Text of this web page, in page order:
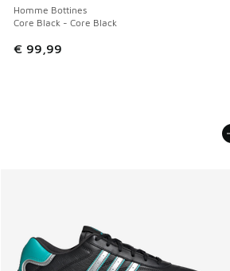
Homme Bottines
Core Black - Core Black
€ 99,99